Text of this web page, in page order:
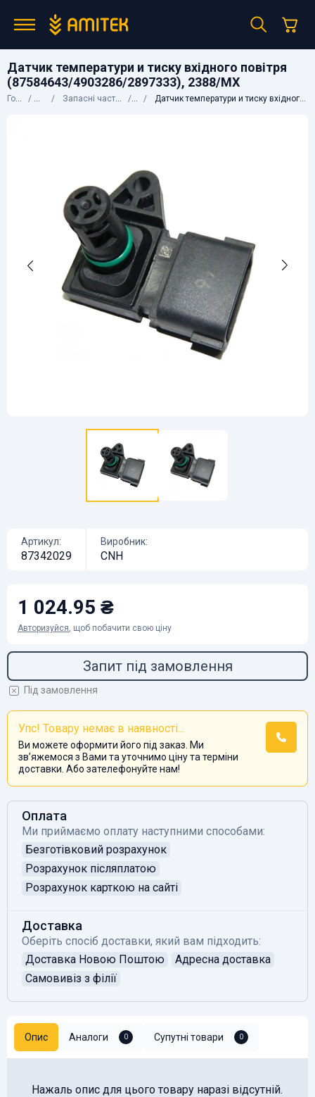
Датчик температури и тиску вхідного повітря
(87584643/4903286/2897333), 2388/MX
Головна КаталогЗапасні частини до сільгосптехніки CNHДатчик температури и тиску вхідного повітря (87584643/4903286/2897333), 2388/MX
Артикул:
87342029
Виробник:
CNH
1 024.95 ₴
Авторизуйся, щоб побачити свою ціну
Запит під замовлення
Під замовлення
Упс! Товару немає в наявності...
Ви можете оформити його під заказ. Ми
звʼяжемося з Вами та уточнимо ціну та терміни
доставки. Або зателефонуйте нам!
Оплата
Ми приймаємо оплату наступними способами:
Безготівковий розрахунок
Розрахунок післяплатою
Розрахунок карткою на сайті
Доставка
Оберіть спосіб доставки, який вам підходить:
Доставка Новою Поштою
Адресна доставка
Самовивіз з філії
Опис Аналоги 0 Супутні товари 0
Нажаль опис для цього товару наразі відсутній.